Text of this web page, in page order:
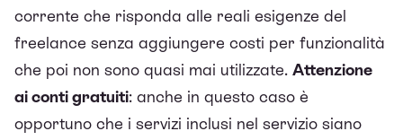
corrente che risponda alle reali esigenze del
freelance senza aggiungere costi per funzionalità
che poi non sono quasi mai utilizzate. Attenzione
ai conti gratuiti: anche in questo caso è
opportuno che i servizi inclusi nel servizio siano